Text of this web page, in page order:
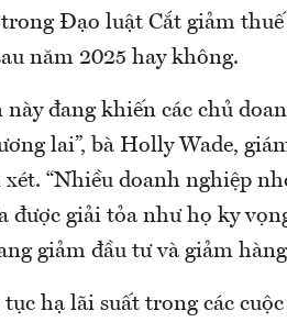
Đạo luật Cắt giảm
năm 2025 hay không.
này đang khiến các chủ
lai”, bà Holly Wade,
“Nhiều doanh nghiệp
được giải tỏa như họ ky
giảm đầu tư và giảm
hạ lãi suất trong các